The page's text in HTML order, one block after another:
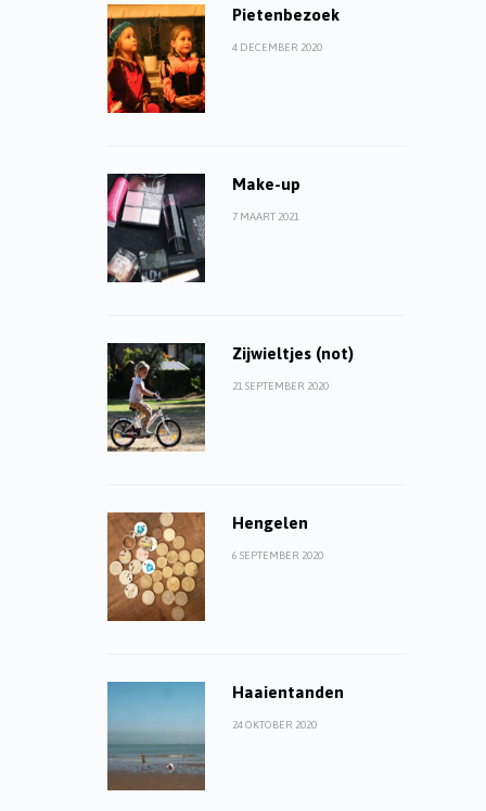
Pietenbezoek
4 DECEMBER 2020
Make-up
7 MAART 2021
Zijwieltjes (not)
21 SEPTEMBER 2020
Hengelen
6 SEPTEMBER 2020
Haaientanden
24 OKTOBER 2020